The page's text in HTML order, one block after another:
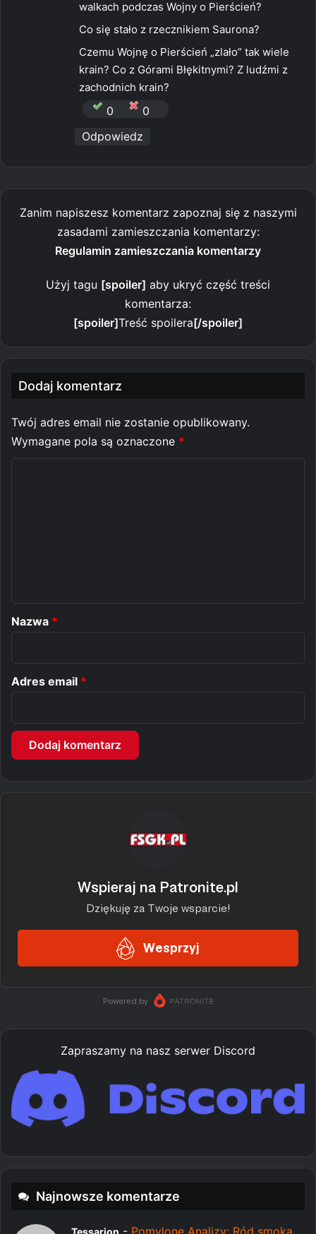
walkach podczas Wojny o Pierścień?
Co się stało z rzecznikiem Saurona?
Czemu Wojnę o Pierścień „zlało” tak wiele
krain? Co z Górami Błękitnymi? Z ludźmi z
zachodnich krain?
0
0
Odpowiedz
Zanim napiszesz komentarz zapoznaj się z naszymi
zasadami zamieszczania komentarzy:
Regulamin zamieszczania komentarzy
Użyj tagu [spoiler] aby ukryć część treści
komentarza:
[spoiler]Treść spoilera[/spoiler]
Dodaj komentarz
Twój adres email nie zostanie opublikowany.
Wymagane pola są oznaczone *
r
Nazwa *
Adres email *
Zapraszamy na nasz serwer Discord
Najnowsze komentarze